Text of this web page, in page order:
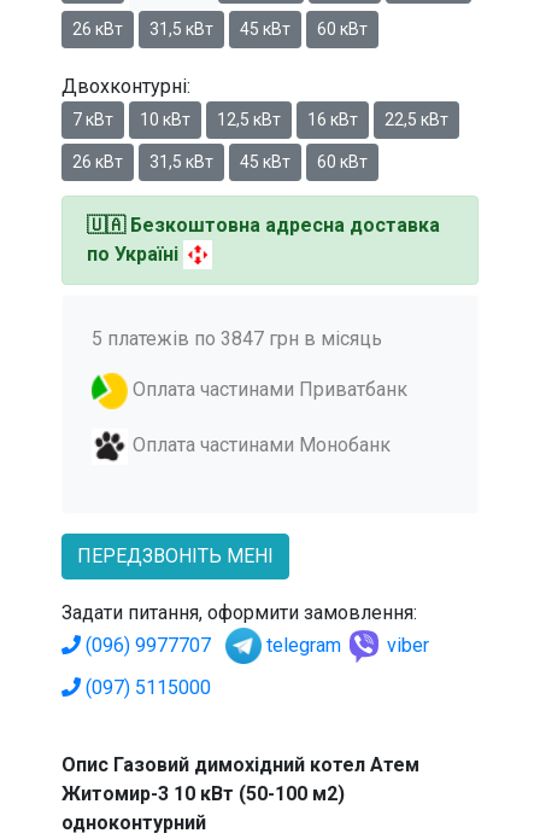
26 кВт 31,5 кВт 45 кВт 60 кВт
Двохконтурні:
7 кВт 10 кВт 12,5 кВт 16 кВт 22,5 кВт
26 кВт 31,5 кВт 45 кВт 60 кВт
🇺🇦 Безкоштовна адресна доставка
по Україні
5 платежів по 3847 грн в місяць
Оплата частинами Приватбанк
Оплата частинами Монобанк
ПЕРЕДЗВОНІТЬ МЕНІ
Задати питання, оформити замовлення:
(096) 9977707
telegram
viber
(097) 5115000
Опис Газовий димохідний котел Атем
Житомир-3 10 кВт (50-100 м2)
одноконтурний